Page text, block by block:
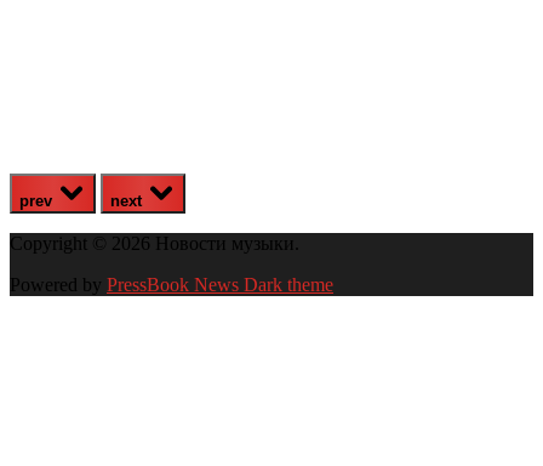
prev next
Copyright © 2026 Новости музыки.
Powered by PressBook News Dark theme